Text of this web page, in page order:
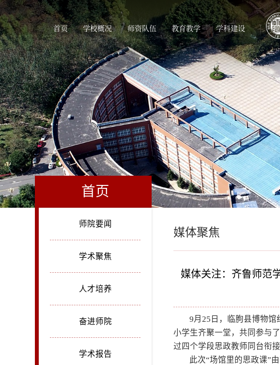
首页 学校概况 师资队伍 教育教学 学科建设
首页
师院要闻
学术聚焦
人才培养
奋进师院
学术报告
媒体聚焦
媒体关注：齐鲁师范
9月25日，临朐县博物
小学生齐聚一堂，共同参与
过四个学段思政教师同台衔
此次“场馆里的思政课”